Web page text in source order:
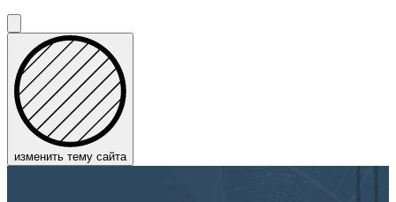
изменить тему сайта